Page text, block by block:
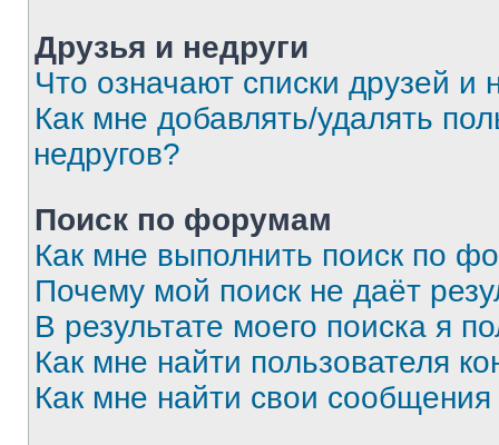
Друзья и недруги
Что означают списки друзей и
Как мне добавлять/удалять
недругов?
Поиск по форумам
Как мне выполнить поиск по
Почему мой поиск не даёт
В результате моего поиска я
Как мне найти пользователя
Как мне найти свои